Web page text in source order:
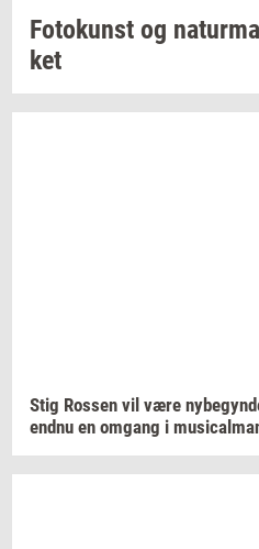
Fo­to­kunst og
ket
Stig Ros­sen vil være
endnu en om­gang i